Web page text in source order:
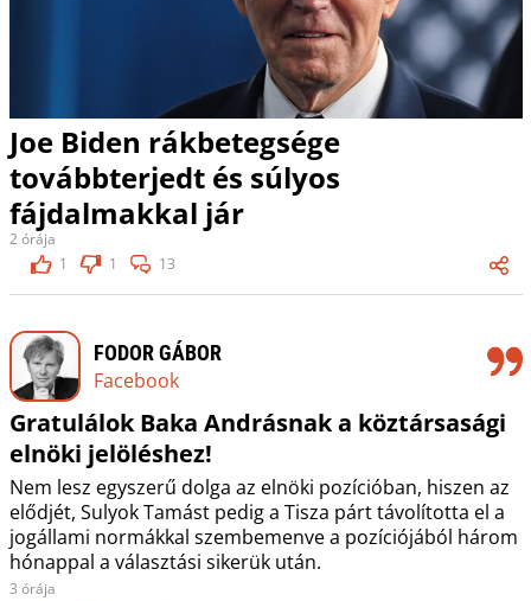
Joe Biden rákbetegsége
továbbterjedt és súlyos
fájdalmakkal jár
2 órája
1
1 13
FODOR GÁBOR
Facebook
Gratulálok Baka Andrásnak a köztársasági
elnöki jelöléshez!
Nem lesz egyszerű dolga az elnöki pozícióban, hiszen az
elődjét, Sulyok Tamást pedig a Tisza párt távolította el a
jogállami normákkal szembemenve a pozíciójából három
hónappal a választási sikerük után.
3 órája